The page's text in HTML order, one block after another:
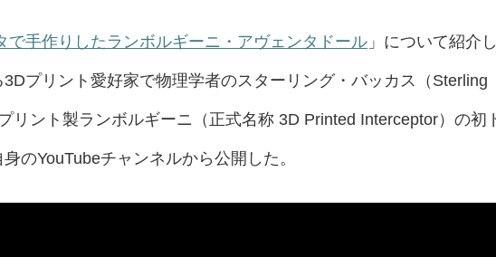
で手作りしたランボルギーニ・アヴェンタドール 」について紹介
プリント愛好家で物理学者のスターリング・バッカス（Sterling
リント製ランボルギーニ（正式名称 3D Printed Interceptor）の初
のYouTubeチャンネルから公開した。